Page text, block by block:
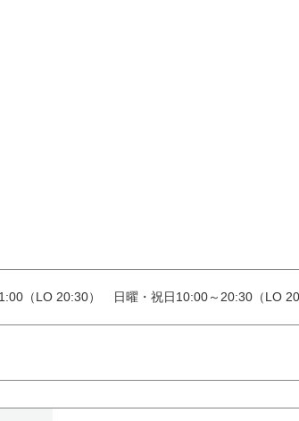
（LO 20:30）　日曜・祝日10:00～20:30（LO